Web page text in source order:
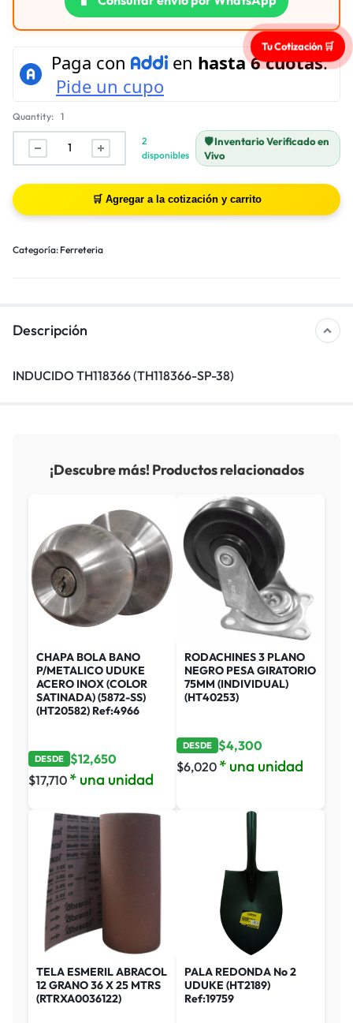
Quantity: 1
2
disponibles
🛡️ Inventario Verificado en
Vivo
Categoría: Ferreteria
Descripción
INDUCIDO TH118366 (TH118366-SP-38)
¡Descubre más! Productos relacionados
CHAPA BOLA BANO
P/METALICO UDUKE
ACERO INOX (COLOR
SATINADA) (5872-SS)
(HT20582) Ref:4966
DESDE $12,650
$17,710 * una unidad
RODACHINES 3 PLANO
NEGRO PESA GIRATORIO
75MM (INDIVIDUAL)
(HT40253)
DESDE $4,300
$6,020 * una unidad
TELA ESMERIL ABRACOL
12 GRANO 36 X 25 MTRS
(RTRXA0036122)
PALA REDONDA No 2
UDUKE (HT2189)
Ref:19759
Tu Cotización 🛒